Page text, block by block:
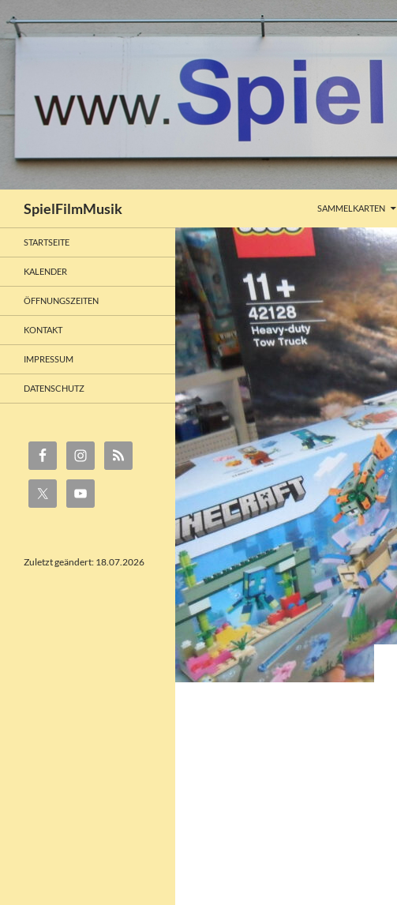
SpielFilmMusik
SAMMELKARTEN
STARTSEITE
KALENDER
ÖFFNUNGSZEITEN
KONTAKT
IMPRESSUM
DATENSCHUTZ
Zuletzt geändert: 18.07.2026